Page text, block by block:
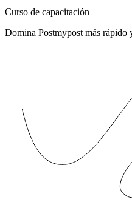
Curso de capacitación
Domina Postmypost más rápido